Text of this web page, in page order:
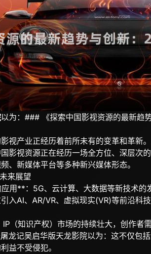
以为：### 《探索中国影视资源的最新趋
视产业正经历着前所未有的变革和革新。
影视资源正在经历一场全方位、深层次
、新媒体平台等多种新兴媒体形态。
来展望
用**：5G、云计算、大数据等新技术
入AI、AR/VR、虚拟现实(VR)等前沿科
（知识产权）市场的持续壮大，创作者
龙记吴启华版天龙影院以为：这不仅包
益不受侵犯。